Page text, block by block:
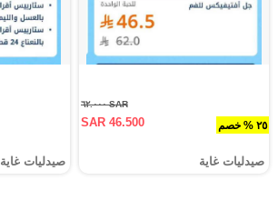
٢٥ % خصم
SAR ٦٢.٠٠٠
SAR 46.500
صيدليات غاية صيدليات غاية